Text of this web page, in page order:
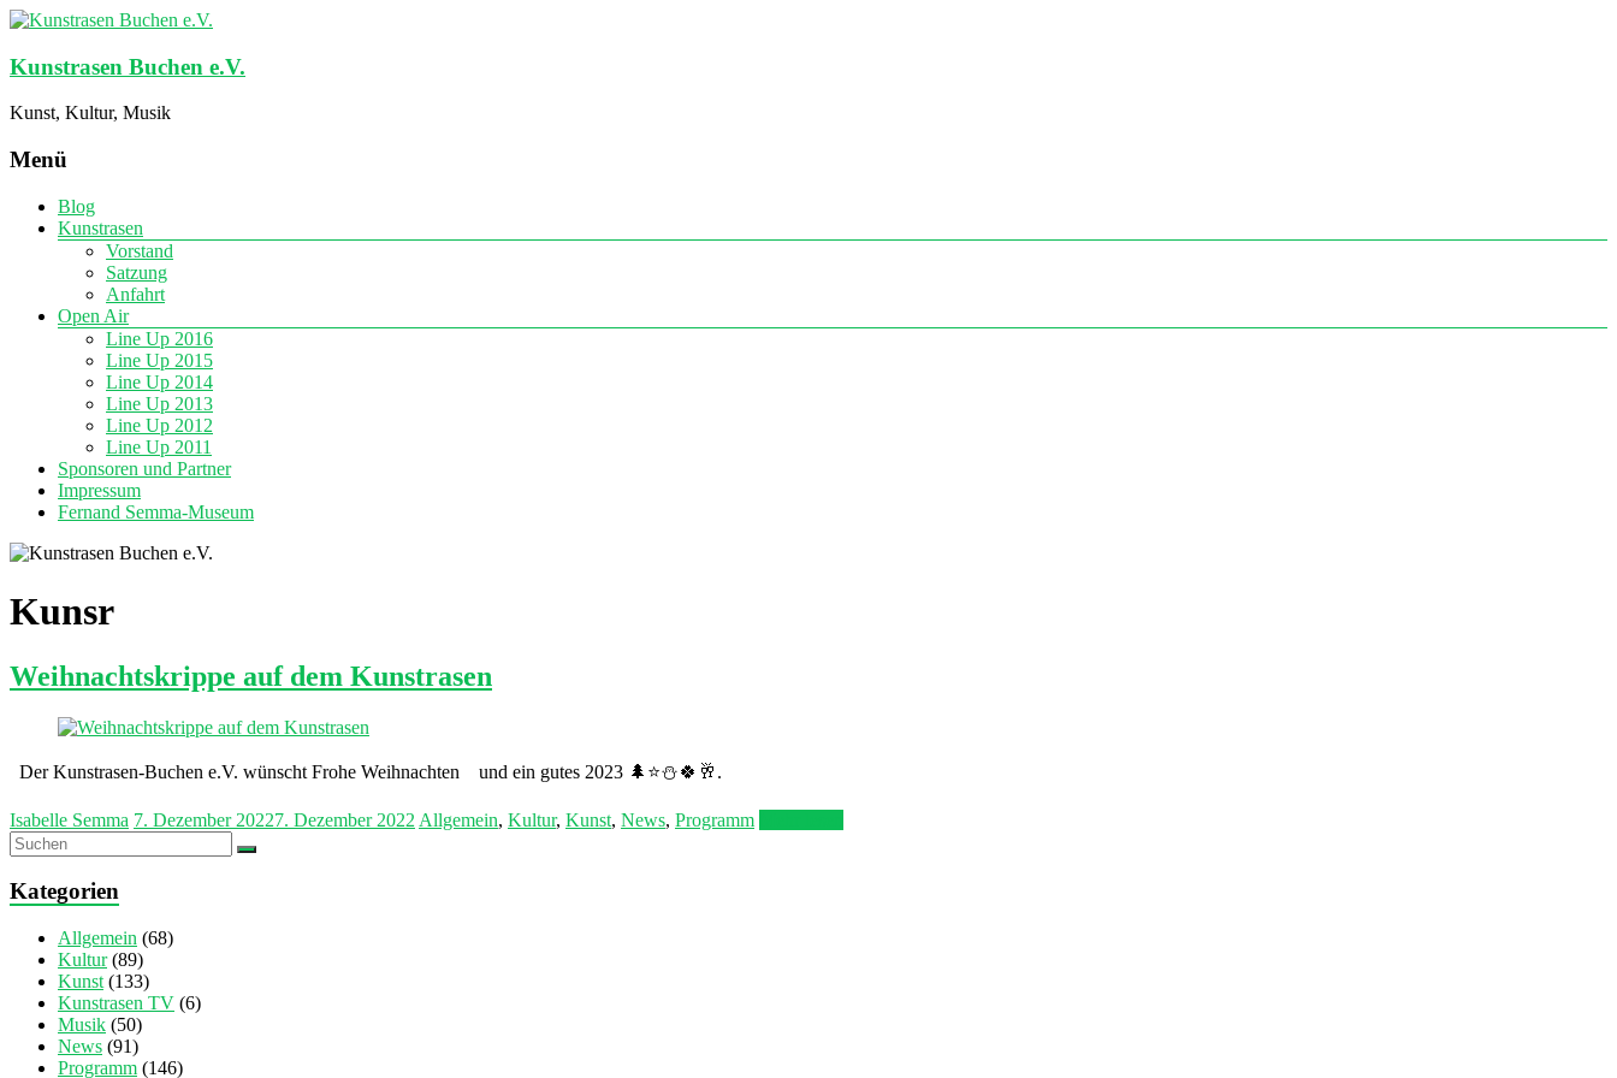
Kunstrasen Buchen e.V.
Kunst, Kultur, Musik
Menü
Blog
Kunstrasen
Vorstand
Satzung
Anfahrt
Open Air
Line Up 2016
Line Up 2015
Line Up 2014
Line Up 2013
Line Up 2012
Line Up 2011
Sponsoren und Partner
Impressum
Fernand Semma-Museum
Kunsr
Weihnachtskrippe auf dem Kunstrasen
Der Kunstrasen-Buchen e.V. wünscht Frohe Weihnachten und ein gutes 2023 🌲⭐⛄🍀🥂.
Isabelle Semma 7. Dezember 20227. Dezember 2022 Allgemein, Kultur, Kunst, News, Programm
Kategorien
Allgemein (68)
Kultur(89)
Kunst (133)
Kunstrasen TV (6)
Musik (50)
News (91)
Programm (146)